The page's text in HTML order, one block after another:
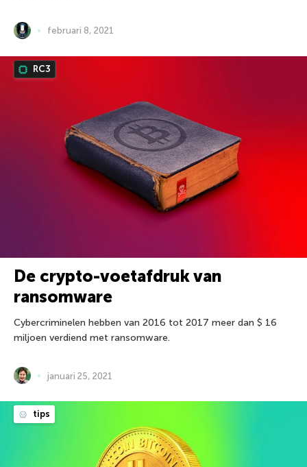
februari 8, 2021
RC3
De crypto-voetafdruk van
ransomware
Cybercriminelen hebben van 2016 tot 2017 meer dan $ 16
miljoen verdiend met ransomware.
januari 25, 2021
tips